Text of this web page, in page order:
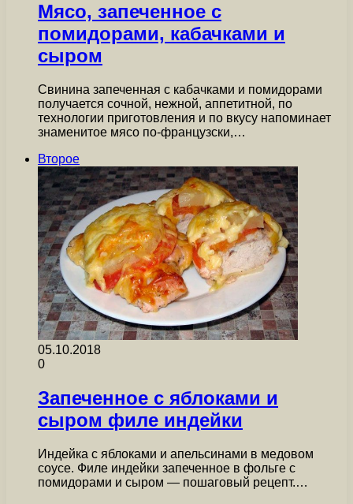
Мясо, запеченное с
помидорами, кабачками и
сыром
Свинина запеченная с кабачками и помидорами
получается сочной, нежной, аппетитной, по
технологии приготовления и по вкусу напоминает
знаменитое мясо по-французски,…
Второе
05.10.2018
0
Запеченное с яблоками и
сыром филе индейки
Индейка с яблоками и апельсинами в медовом
соусе. Филе индейки запеченное в фольге с
помидорами и сыром — пошаговый рецепт.…